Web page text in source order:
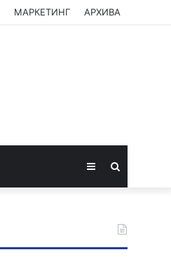
МАРКЕТИНГ АРХИВА
Sidebar